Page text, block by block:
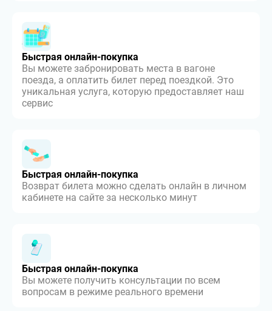
Быстрая онлайн-покупка
Вы можете забронировать места в вагоне
поезда, а оплатить билет перед поездкой. Это
уникальная услуга, которую предоставляет наш
сервис
Быстрая онлайн-покупка
Возврат билета можно сделать онлайн в личном
кабинете на сайте за несколько минут
Быстрая онлайн-покупка
Вы можете получить консультации по всем
вопросам в режиме реального времени